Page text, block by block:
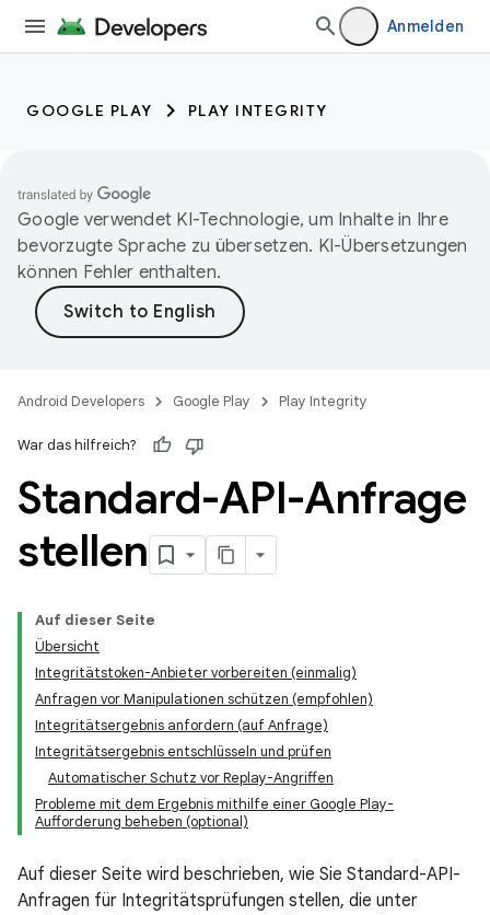
Anmelden
GOOGLE PLAY PLAY INTEGRITY
Google verwendet KI-Technologie, um Inhalte in Ihre
bevorzugte Sprache zu übersetzen. KI-Übersetzungen
können Fehler enthalten.
Android Developers Google Play Play Integrity
War das hilfreich?
Standard-API-Anfrage
stellen
Auf dieser Seite
Übersicht
Integritätstoken-Anbieter vorbereiten (einmalig)
Anfragen vor Manipulationen schützen (empfohlen)
Integritätsergebnis anfordern (auf Anfrage)
Integritätsergebnis entschlüsseln und prüfen
Automatischer Schutz vor Replay-Angriffen
Probleme mit dem Ergebnis mithilfe einer Google Play-
Aufforderung beheben (optional)
Auf dieser Seite wird beschrieben, wie Sie Standard-API-
Anfragen für Integritätsprüfungen stellen, die unter